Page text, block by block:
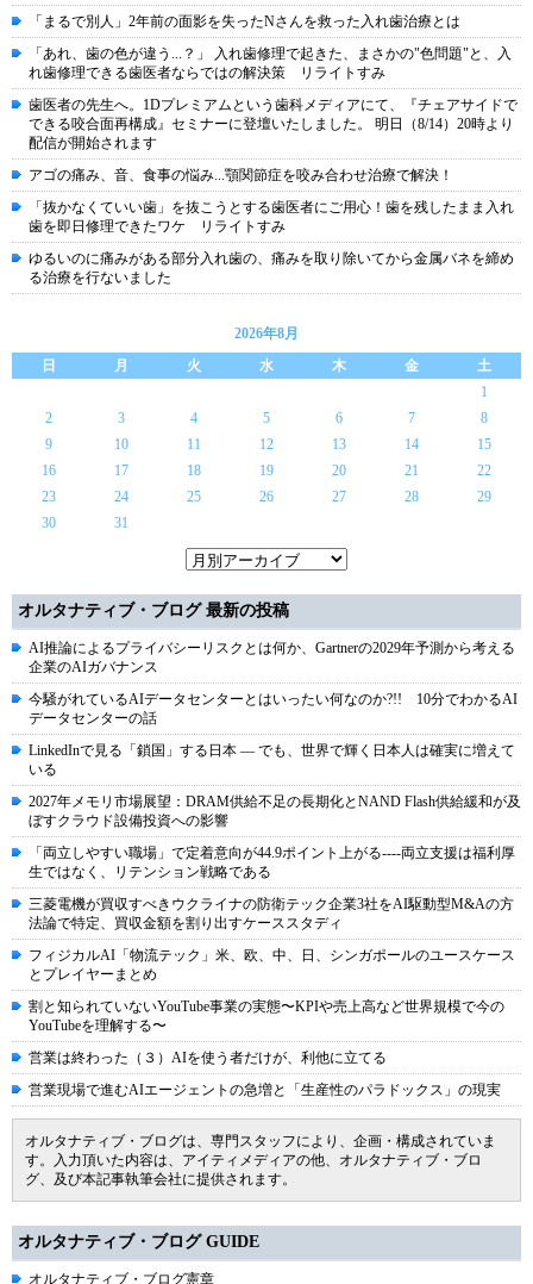
「まるで別人」2年前の面影を失ったNさんを救った入れ歯治療とは
「あれ、歯の色が違う...？」 入れ歯修理で起きた、まさかの"色問題"と、入
れ歯修理できる歯医者ならではの解決策 リライトすみ
歯医者の先生へ。1Dプレミアムという⻭科メディアにて、『チェアサイドで
できる咬合⾯再構成』セミナーに登壇いたしました。 明⽇（8/14）20時より
配信が開始されます
アゴの痛み、音、食事の悩み...顎関節症を咬み合わせ治療で解決！
「抜かなくていい歯」を抜こうとする歯医者にご用心！歯を残したまま入れ
歯を即日修理できたワケ リライトすみ
ゆるいのに痛みがある部分入れ歯の、痛みを取り除いてから金属バネを締め
る治療を行ないました
2026年8月
日
月 火 水 木 金
土
1
2
3 4 5 6 7
8
9
10 11 12 13 14
15
16
17 18 19 20 21
22
23
24 25 26 27 28
29
30
31
オルタナティブ・ブログ 最新の投稿
AI推論によるプライバシーリスクとは何か、Gartnerの2029年予測から考える
企業のAIガバナンス
今騒がれているAIデータセンターとはいったい何なのか?!! 10分でわかるAI
データセンターの話
LinkedInで見る「鎖国」する日本 ― でも、世界で輝く日本人は確実に増えて
いる
2027年メモリ市場展望：DRAM供給不足の長期化とNAND Flash供給緩和が及
ぼすクラウド設備投資への影響
「両立しやすい職場」で定着意向が44.9ポイント上がる----両立支援は福利厚
生ではなく、リテンション戦略である
三菱電機が買収すべきウクライナの防衛テック企業3社をAI駆動型M&Aの方
法論で特定、買収金額を割り出すケーススタディ
フィジカルAI「物流テック」米、欧、中、日、シンガポールのユースケース
とプレイヤーまとめ
割と知られていないYouTube事業の実態〜KPIや売上高など世界規模で今の
YouTubeを理解する〜
営業は終わった（３）AIを使う者だけが、利他に立てる
営業現場で進むAIエージェントの急増と「生産性のパラドックス」の現実
オルタナティブ・ブログは、専門スタッフにより、企画・構成されていま
す。入力頂いた内容は、アイティメディアの他、オルタナティブ・ブロ
グ、及び本記事執筆会社に提供されます。
オルタナティブ・ブログ GUIDE
オルタナティブ・ブログ憲章